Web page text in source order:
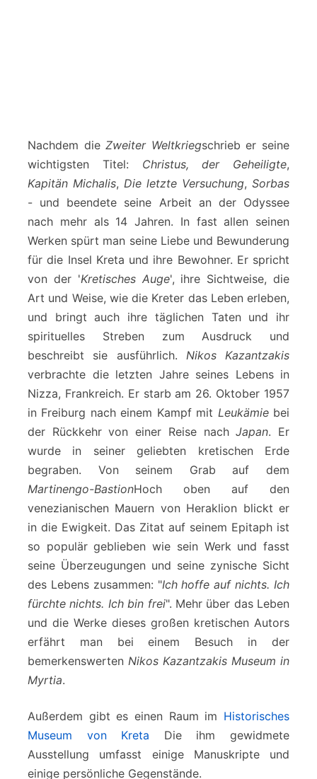
Nachdem dieZweiter Weltkriegschrieb er seine
wichtigsten Titel: Christus, der Geheiligte,
Kapitän Michalis, Die letzte Versuchung, Sorbas
- und beendete seine Arbeit an der Odyssee
nach mehr als 14 Jahren. In fast allen seinen
Werken spürt man seine Liebe und Bewunderung
für die Insel Kreta und ihre Bewohner. Er spricht
von der 'Kretisches Auge', ihre Sichtweise, die
Art und Weise, wie die Kreter das Leben erleben,
und bringt auch ihre täglichen Taten und ihr
spirituelles Streben zum Ausdruck und
beschreibt sie ausführlich. Nikos Kazantzakis
verbrachte die letzten Jahre seines Lebens in
Nizza, Frankreich. Er starb am 26. Oktober 1957
in Freiburg nach einem Kampf mit Leukämiebei
der Rückkehr von einer Reise nachJapan. Er
wurde in seiner geliebten kretischen Erde
begraben. Von seinem Grab auf dem
Martinengo-BastionHoch oben auf den
venezianischen Mauern von Heraklion blickt er
in die Ewigkeit. Das Zitat auf seinem Epitaph ist
so populär geblieben wie sein Werk und fasst
seine Überzeugungen und seine zynische Sicht
des Lebens zusammen: "Ich hoffe auf nichts. Ich
fürchte nichts. Ich bin frei". Mehr über das Leben
und die Werke dieses großen kretischen Autors
erfährt man bei einem Besuch in der
bemerkenswerten Nikos Kazantzakis Museum in
Myrtia.
Außerdem gibt es einen Raum im Historisches
Museum von Kreta Die ihm gewidmete
Ausstellung umfasst einige Manuskripte und
einige persönliche Gegenstände.